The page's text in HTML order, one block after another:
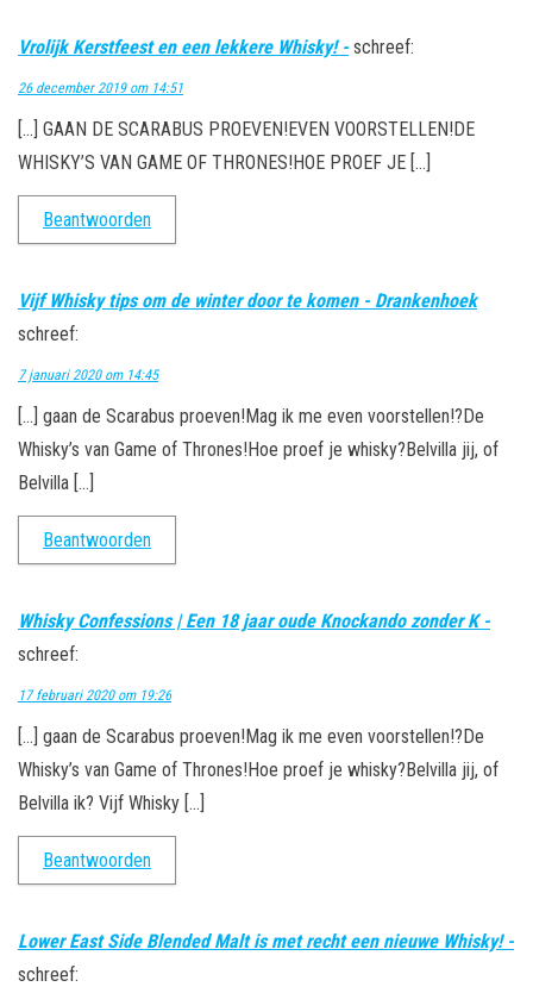
Vrolijk Kerstfeest en een lekkere Whisky! - schreef:
26 december 2019 om 14:51
[…] GAAN DE SCARABUS PROEVEN!EVEN VOORSTELLEN!DE
WHISKY’S VAN GAME OF THRONES!HOE PROEF JE […]
Beantwoorden
Vijf Whisky tips om de winter door te komen - Drankenhoek
schreef:
7 januari 2020 om 14:45
[…] gaan de Scarabus proeven!Mag ik me even voorstellen!?De
Whisky’s van Game of Thrones!Hoe proef je whisky?Belvilla jij, of
Belvilla […]
Beantwoorden
Whisky Confessions | Een 18 jaar oude Knockando zonder K -
schreef:
17 februari 2020 om 19:26
[…] gaan de Scarabus proeven!Mag ik me even voorstellen!?De
Whisky’s van Game of Thrones!Hoe proef je whisky?Belvilla jij, of
Belvilla ik? Vijf Whisky […]
Beantwoorden
Lower East Side Blended Malt is met recht een nieuwe Whisky! -
schreef: